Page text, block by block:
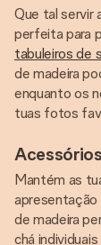
Que tal servir
perfeita para
tabuleiros de
de madeira
enquanto os
tuas fotos
Mantém as
apresentação
de madeira
chá